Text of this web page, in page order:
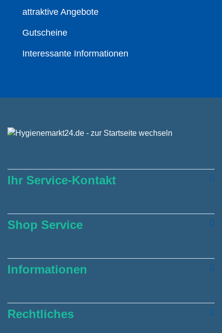
attraktive Angebote
Gutscheine
Interessante Informationen
Ihr Service-Kontakt
Shop Service
Informationen
Rechtliches